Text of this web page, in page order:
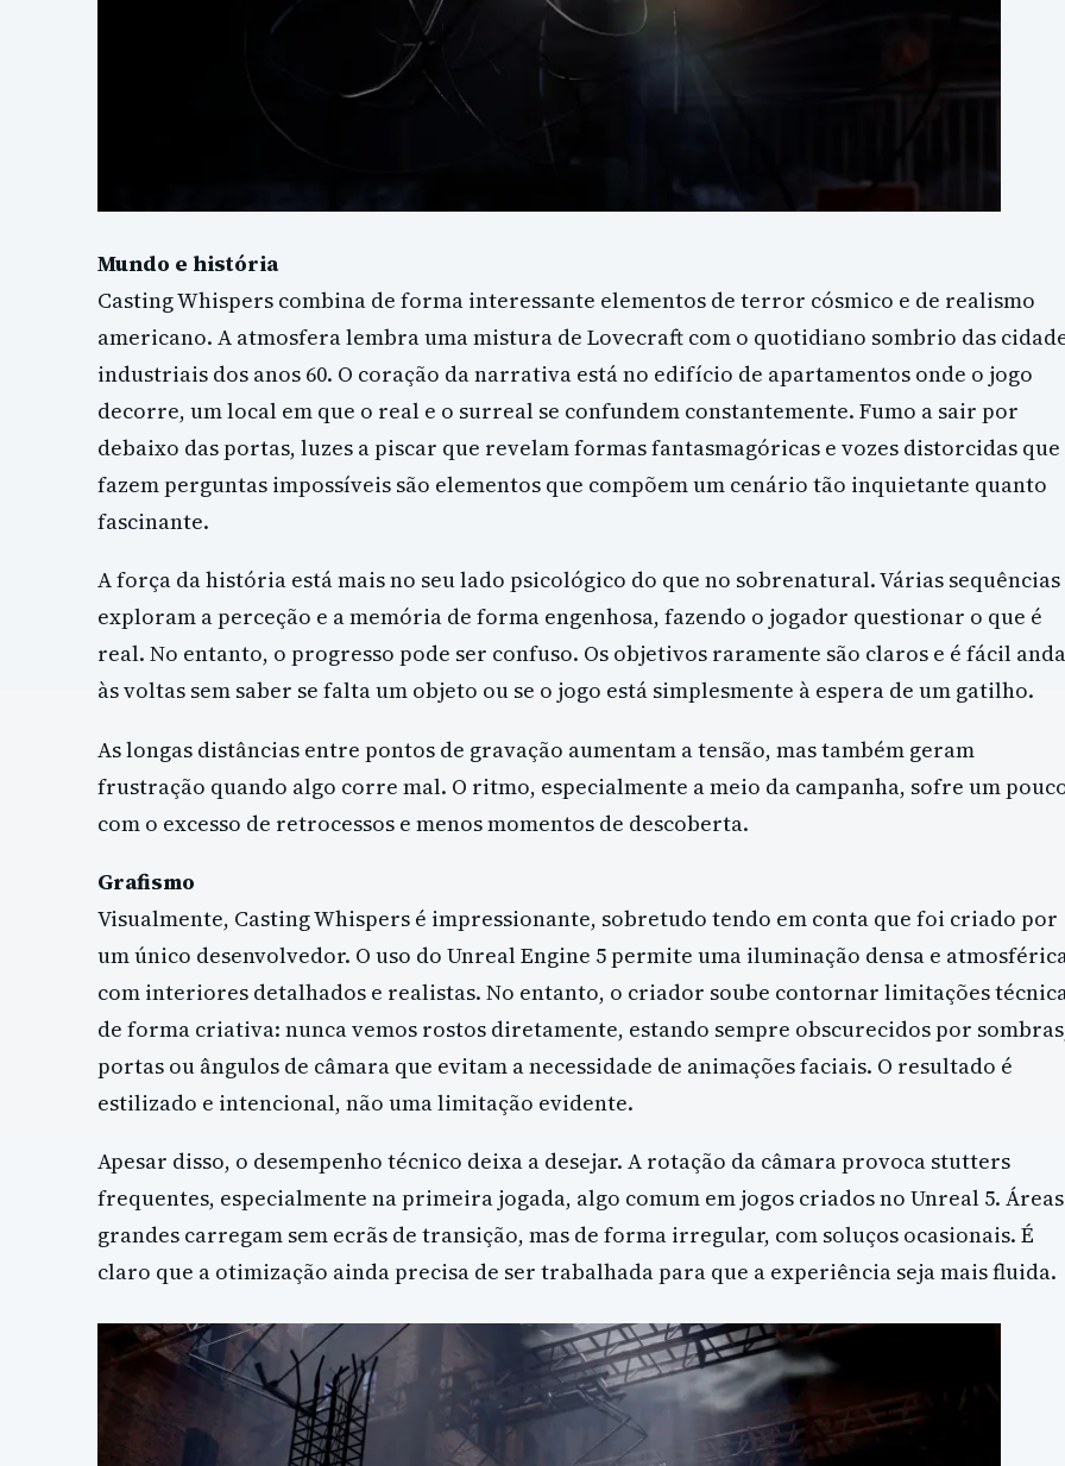
Mundo e história
Casting Whispers combina de forma interessante elementos de terror cósmico e de realismo
americano. A atmosfera lembra uma mistura de Lovecraft com o quotidiano sombrio das
industriais dos anos 60. O coração da narrativa está no edifício de apartamentos onde o jogo
decorre, um local em que o real e o surreal se confundem constantemente. Fumo a sair por
debaixo das portas, luzes a piscar que revelam formas fantasmagóricas e vozes distorcidas que
fazem perguntas impossíveis são elementos que compõem um cenário tão inquietante quanto
fascinante.
A força da história está mais no seu lado psicológico do que no sobrenatural. Várias sequências
exploram a perceção e a memória de forma engenhosa, fazendo o jogador questionar o que é
real. No entanto, o progresso pode ser confuso. Os objetivos raramente são claros e é fácil
às voltas sem saber se falta um objeto ou se o jogo está simplesmente à espera de um gatilho.
As longas distâncias entre pontos de gravação aumentam a tensão, mas também geram
frustração quando algo corre mal. O ritmo, especialmente a meio da campanha, sofre um
com o excesso de retrocessos e menos momentos de descoberta.
Grafismo
Visualmente, Casting Whispers é impressionante, sobretudo tendo em conta que foi criado por
um único desenvolvedor. O uso do Unreal Engine 5 permite uma iluminação densa e
com interiores detalhados e realistas. No entanto, o criador soube contornar limitações
de forma criativa: nunca vemos rostos diretamente, estando sempre obscurecidos por
portas ou ângulos de câmara que evitam a necessidade de animações faciais. O resultado é
estilizado e intencional, não uma limitação evidente.
Apesar disso, o desempenho técnico deixa a desejar. A rotação da câmara provoca stutters
frequentes, especialmente na primeira jogada, algo comum em jogos criados no Unreal 5. Áreas
grandes carregam sem ecrãs de transição, mas de forma irregular, com soluços ocasionais. É
claro que a otimização ainda precisa de ser trabalhada para que a experiência seja mais fluida.